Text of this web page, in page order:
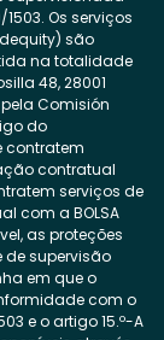
Os serviços
são
na totalidade
48, 28001
Comisión
do
contratem
contratual
serviços de
com a BOLSA
as proteções
de supervisão
em que o
com o
e o artigo 15.º-A